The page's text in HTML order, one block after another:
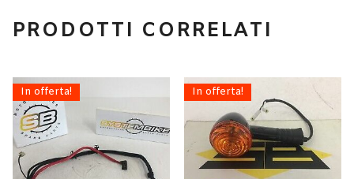
PRODOTTI CORRELATI
In offerta! In offerta!